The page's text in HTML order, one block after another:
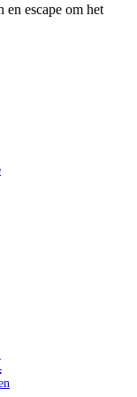
en escape om het